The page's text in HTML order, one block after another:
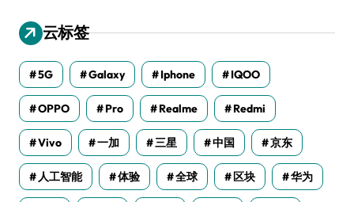
云标签
5G Galaxy Iphone IQOO
OPPO Pro Realme Redmi
Vivo 一加 三星 中国 京东
人工智能 体验 全球 区块 华为